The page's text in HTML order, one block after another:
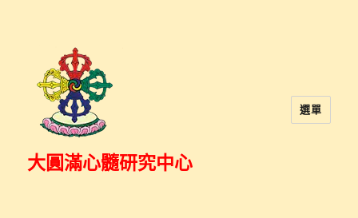
大圓滿心髓研究中心
選單